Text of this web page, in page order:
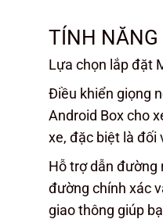
TÍNH NĂNG
Lựa chọn lắp đặt
Điều khiển giọng
Android Box cho
xe, đặc biệt là đối
Hỗ trợ dẫn đường
đường chính xác
giao thông giúp